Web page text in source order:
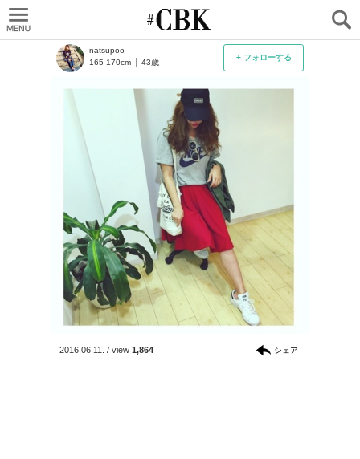
+ フォローする
natsupoo
165-170cm
43歳
2016.06.11. / view 1,864 シェア